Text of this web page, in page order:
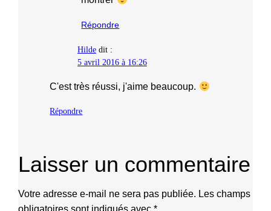
Répondre
Hilde dit :
5 avril 2016 à 16:26
C'est très réussi, j'aime beaucoup.
Répondre
Laisser un commentaire
Votre adresse e-mail ne sera pas publiée. Les champs
obligatoires sont indiqués avec*